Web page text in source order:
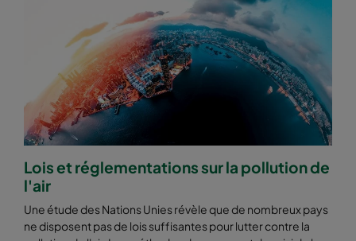
2550 592x287x520-10 ePM2,5 50%
2550 287x592x520-5 ePM2,5 50% M6
2550 592x892x520-10 M6
2550 490x892x520-8 ePM2,5 50% M6
2550 287x892x520-5
2550 592x592x600-8 ePM2,5 50% M6
Lois et réglementations sur la pollution de
l'air
Une étude des Nations Unies révèle que de nombreux pays
ne disposent pas de lois suffisantes pour lutter contre la